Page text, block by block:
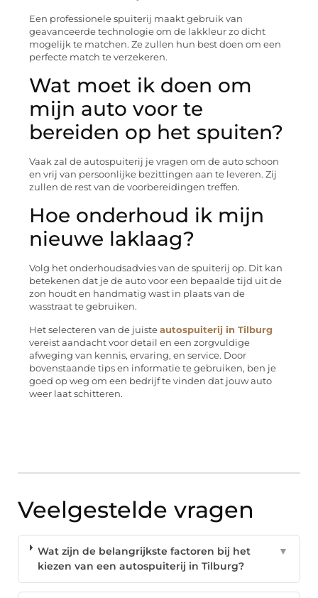
Een professionele spuiterij maakt gebruik van
geavanceerde technologie om de lakkleur zo dicht
mogelijk te matchen. Ze zullen hun best doen om een
perfecte match te verzekeren.
Wat moet ik doen om
mijn auto voor te
bereiden op het spuiten?
Vaak zal de autospuiterij je vragen om de auto schoon
en vrij van persoonlijke bezittingen aan te leveren. Zij
zullen de rest van de voorbereidingen treffen.
Hoe onderhoud ik mijn
nieuwe laklaag?
Volg het onderhoudsadvies van de spuiterij op. Dit kan
betekenen dat je de auto voor een bepaalde tijd uit de
zon houdt en handmatig wast in plaats van de
wasstraat te gebruiken.
Het selecteren van de juiste autospuiterij in Tilburg
vereist aandacht voor detail en een zorgvuldige
afweging van kennis, ervaring, en service. Door
bovenstaande tips en informatie te gebruiken, ben je
goed op weg om een bedrijf te vinden dat jouw auto
weer laat schitteren.
Veelgestelde vragen
Wat zijn de belangrijkste factoren bij het
kiezen van een autospuiterij in Tilburg?
▼